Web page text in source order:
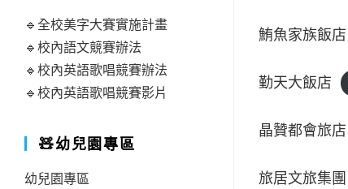
鮪魚家族飯店
勤天大飯店
晶贊都會旅店
旅居文旅集團
🔹全校美字大賽實施計畫
🔹校內語文競賽辦法
🔹校內英語歌唱競賽辦法
🔹校內英語歌唱競賽影片
🧸幼兒園專區
幼兒園專區